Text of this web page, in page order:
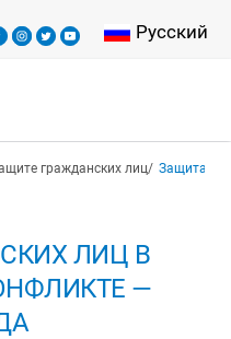
Select your
Русский
гражданских лиц Защита
ЛИЦ В
—